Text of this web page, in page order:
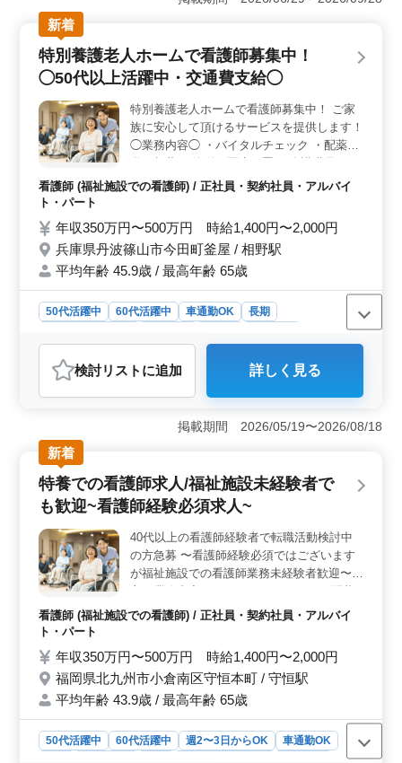
的に活躍できる環境であり、豊富な経験と知識を活かし
て、地域の方々の健康を支える仕事に従事できま
す。 ＜福利厚生＞ 年収350万円〜480万円と、安定
した給与が提供されます。さらに、通勤手当や雇用・労
災・健康・厚生などの福利厚生が整っており、働きやす
＞ 夜勤がなく、週休2日制で日曜日や祝祭日も休みで
す。休日の取りやすさや残業の少なさから、プライベー
トとの両立がしやすい環境です。また、車通勤が可能で
あり、通勤時間もストレスなく過ごせます。
新着
特別養護老人ホームで看護師募集中！
◯50代以上活躍中・交通費支給◯
特別養護老人ホームで看護師募集中！ ご家
族に安心して頂けるサービスを提供します！
◯業務内容◯ ・バイタルチェック ・配薬準
医療に関する指導 ・インフルエンザ発生の
ケア など ◯備考◯ ・社会保険完備 ・交通
費支給 ・長期勤務可能 ・車通勤可能 ・無料
駐車場あり 資格や経験を活かしてお仕事し
ませんか？ 皆様のご応募お待ちしておりま
す！
看護師 (福祉施設での看護師) / 正社員・契約社員・アルバイ
ト・パート
年収350万円〜500万円 時給1,400円〜2,000円
兵庫県丹波篠山市今田町釜屋 / 相野駅
平均年齢 45.9歳 / 最高年齢 65歳
50代活躍中 60代活躍中 車通勤OK
長期
おすすめポイント
＜経験豊富な方を歓迎＞ 看護師実務経験5年以上を持つ
方を対象にしており、経験豊富な方々のご応募を歓迎し
ています。経験豊富な方々のご意見や知識を活かし、チ
ーム全体のレベルアップに貢献できる環境が整っていま
す。 ＜充実の福利厚生＞ 社会保険完備や交通費支
給など充実した福利厚生が整っています。さらに長期勤
務が可能で車通勤も可能です。安定した職場環境で働く
を通じて働く方々の生活や健康の面でもサポートしてい
ます。 ＜地域に貢献する医療サービス＞ ご家族に
安心して頂ける医療サービスを提供することで地域の福
祉に貢献しています。地域社会に密着した活動を通じて
生活の質の向上に貢献しましょう。地域の方々との信頼
関係を築きながら高品質な医療ケアを提供することがミ
ッションです。
検討リスト に追加 詳しく見る
掲載期間 2026/05/19〜2026/08/18
新着
特養での看護師求人/福祉施設未経験者で
も歓迎~看護師経験必須求人~
40代以上の看護師経験者で転職活動検討中
の方急募 〜看護師経験必須ではございます
が福祉施設での看護師業務未経験者歓迎〜 =
準備、与薬 ・簡単な医療処置 ・介護職員へ
止 ・吸引、呼吸器ケア ・レクリエーション
の補助 ＊基本看護師業務のみですが忙しい
ときは介護業務をお願いする場合がございま
す ＊備考＊ ・夜勤業務、オンコールあり(手
当支給あり) ・資格手当あり ・交通費実費支
給 ・資格手当支給あり ◎40代以上看護師経
看護師 (福祉施設での看護師) / 正社員・契約社員・アルバイ
ト・パート
年収350万円〜500万円 時給1,400円〜2,000円
福岡県北九州市小倉南区守恒本町 / 守恒駅
平均年齢 43.9歳 / 最高年齢 65歳
50代活躍中 60代活躍中 週2〜3日からOK
車通勤OK